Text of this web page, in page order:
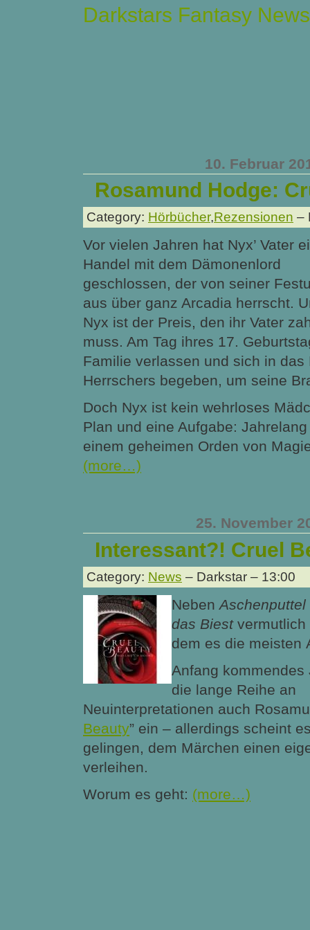
Darkstars Fantasy News
10. Februar
Rosamund Hodge:
Category: Hörbücher,Rezensionen –
Vor vielen Jahren hat Nyx’ Vater
Handel mit dem Dämonenlord
geschlossen, der von seiner
aus über ganz Arcadia herrscht.
Nyx ist der Preis, den ihr Vater
muss. Am Tag ihres 17.
Familie verlassen und sich in
Herrschers begeben, um seine
Doch Nyx ist kein wehrloses
Plan und eine Aufgabe:
einem geheimen Orden von
(more…)
25. November
Interessant?! Cruel
Category: News – Darkstar – 13:00
Neben Aschenputtel
das Biestvermutlich
dem es die meisten
Anfang
die lange Reihe an
Neuinterpretationen auch
Beauty” ein – allerdings scheint
gelingen, dem Märchen einen
verleihen.
Worum es geht: (more…)